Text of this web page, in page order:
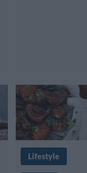
Lifestyle